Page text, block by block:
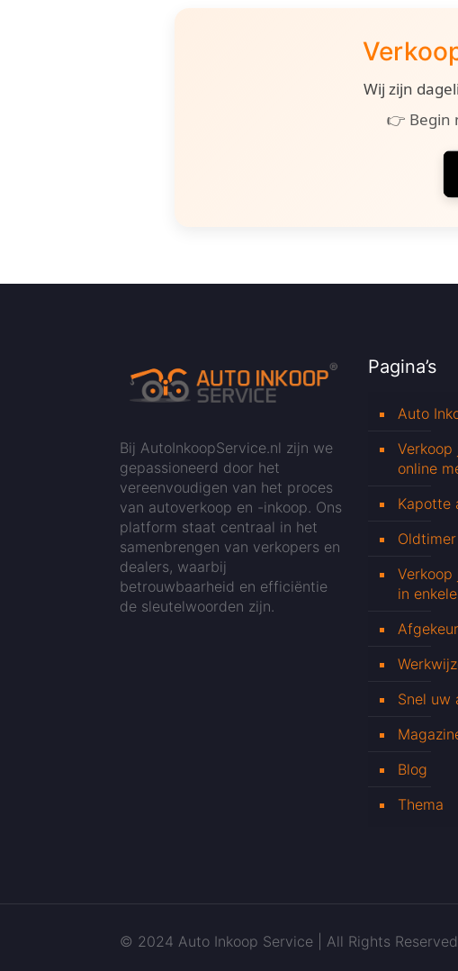
Wij zijn
👉 Begin
Bij AutoInkoopService.nl zijn we
gepassioneerd door het
vereenvoudigen van het proces
van autoverkoop en -inkoop. Ons
platform staat centraal in het
samenbrengen van verkopers en
dealers, waarbij
betrouwbaarheid en efficiëntie
de sleutelwoorden zijn.
Pagina’s
Auto
Verkoop
online
Kapotte
in
Snel uw
Blog
Thema
© 2024 Auto Inkoop Service | All Rights